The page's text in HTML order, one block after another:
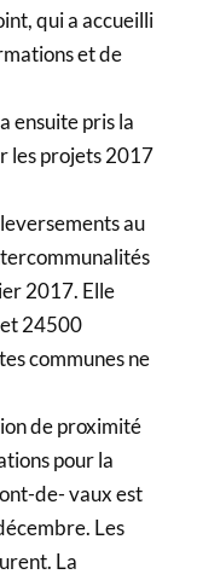
qui a accueilli
et de
ensuite pris la
les projets 2017
au
2017. Elle
24500
communes ne
de proximité
pour la
de- vaux est
Les
La